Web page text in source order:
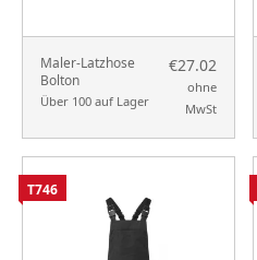
Maler-Latzhose
Bolton
Über 100 auf Lager
€27.02
ohne
MwSt
T746